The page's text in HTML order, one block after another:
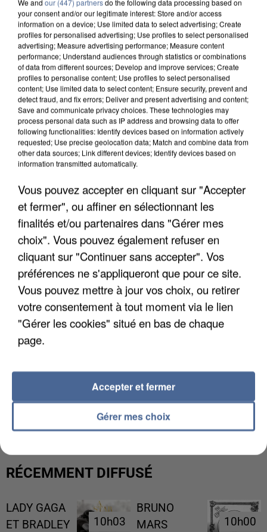
APRÈS TOUTES CES CANICULES, LES REFUGES
L’UN DES FONDATEURS SUPPOSÉS DE LA DZ
MAFIA INTERPELLÉ EN ALGÉRIE
RÉCEMMENT DIFFUSÉ
LADY GAGA
ET BRADLEY
10h03
10h03
BRUNO
MARS
10h00
10h00
your consent and/or our legitimate interest: Store and/or access
information on a device; Use limited data to select advertising; Create
profiles for personalised advertising; Use profiles to select personalised
advertising; Measure advertising performance; Measure content
performance; Understand audiences through statistics or combinations
of data from different sources; Develop and improve services; Create
profiles to personalise content; Use profiles to select personalised
content; Use limited data to select content; Ensure security, prevent and
detect fraud, and fix errors; Deliver and present advertising and content;
Save and communicate privacy choices. These technologies may
process personal data such as IP address and browsing data to offer
following functionalities: Identify devices based on information actively
requested; Use precise geolocation data; Match and combine data from
other data sources; Link different devices; Identify devices based on
information transmitted automatically.
Vous pouvez accepter en cliquant sur "Accepter
et fermer", ou affiner en sélectionnant les
finalités et/ou partenaires dans "Gérer mes
choix". Vous pouvez également refuser en
cliquant sur "Continuer sans accepter". Vos
préférences ne s'appliqueront que pour ce site.
Vous pouvez mettre à jour vos choix, ou retirer
votre consentement à tout moment via le lien
"Gérer les cookies" situé en bas de chaque
page.
Gérer mes choix
Accepter et fermer